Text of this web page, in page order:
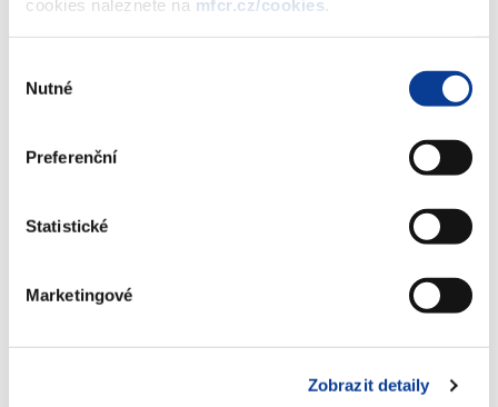
cookies naleznete na mfcr.cz/cookies.
souhlasu
Nutné
Preferenční
Statistické
Marketingové
Zobrazit detaily
Stáhnout vybrané (
Doporučeno 36 ×